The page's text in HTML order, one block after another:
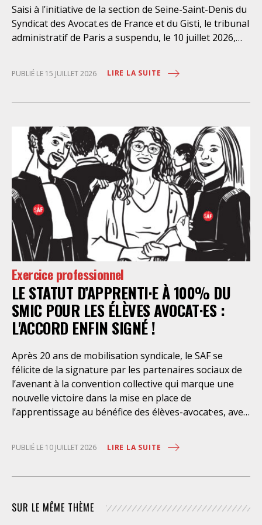
Saisi à l’initiative de la section de Seine-Saint-Denis du
Syndicat des Avocat.es de France et du Gisti, le tribunal
administratif de Paris a suspendu, le 10 juillet 2026,
juridique des étrangers maintenus dans les locaux de
droits fondamentaux des personnes retenues et
contreviennent de manière flagrante aux règles
déontologiques régissant la profession d’avocat. Ainsi,
l’assistance dont bénéficient les personnes retenues,
limitée à trois heures de permanence téléphonique
quotidienne sauf le dimanche (la présence de l’avocat
dans les locaux n’étant prévue qu’à titre exceptionnel),
vise uniquement à « expliciter la procédure dont fait
l’objet le retenu ainsi que les droits qui découlent de
celle-ci et dont il bénéficie ». De telles dispositions
n’ont pour but, derrière l’affichage illusoire d’une
assistance juridique, que d’empêcher les retenus
d’exercer un recours contre la décision administrative
qui a conduit à leur enfermement. Une telle contrainte
est en outre manifestement incompatible avec
place les avocats titulaires dans une situation de
conflit d’intérêt évidente. Selon le juge des
PUBLIÉ LE 15 JUILLET 2026 LIRE LA SUITE
Exercice professionnel
LE STATUT D’APPRENTI·E À 100% DU
SMIC POUR LES ÉLÈVES AVOCAT·ES :
L'ACCORD ENFIN SIGNÉ !
Après 20 ans de mobilisation syndicale, le SAF se
félicite de la signature par les partenaires sociaux de
l’avenant à la convention collective qui marque une
nouvelle victoire dans la mise en place de
l’apprentissage au bénéfice des élèves-avocat·es, avec
discrimination géographique ou d’âge. Étant donné la
situation actuelle très précaire de bons
plus grande égalité d’accès à la profession. Il permet
PUBLIÉ LE 10 JUILLET 2026 LIRE LA SUITE
SUR LE MÊME THÈME